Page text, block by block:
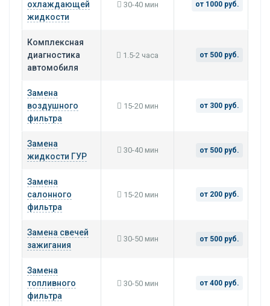
охлаждающей
жидкости
30-40 мин от 1000 руб.
Комплексная
диагностика
автомобиля
1.5-2 часа от 500 руб.
Замена
воздушного
фильтра
15-20 мин от 300 руб.
Замена
жидкости ГУР
30-40 мин от 500 руб.
Замена
салонного
фильтра
15-20 мин от 200 руб.
Замена свечей
зажигания
30-50 мин от 500 руб.
Замена
топливного
фильтра
30-50 мин от 400 руб.